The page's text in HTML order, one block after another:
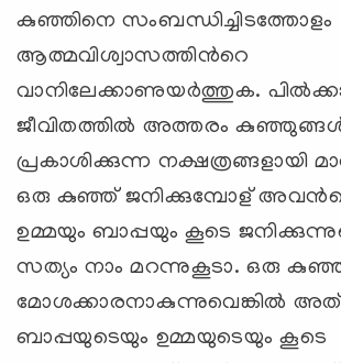
കുഞ്ഞിനെ സംബന്ധിച്ചിടത്തോളം
ആത്മവിശ്വാസത്തിന്‍റെ
വാനിലേക്കാണുയര്‍ത്തുക.
ജീവിതത്തില്‍ അത്തരം
പ്രകാശിക്കുന്ന നക്ഷത്രങ്ങളായി
ഒരു കുഞ്ഞ് ജനിക്കുമ്പോള്
ഉമ്മയും ബാപ്പയും കൂടെ
സത്യം നാം മറന്നുകൂടാ. ഒരു
മോശക്കാരനാകുന്നുവെങ്കില്‍ അത്
ബാപ്പയുടെയും ഉമ്മയുടെയും കൂടെ